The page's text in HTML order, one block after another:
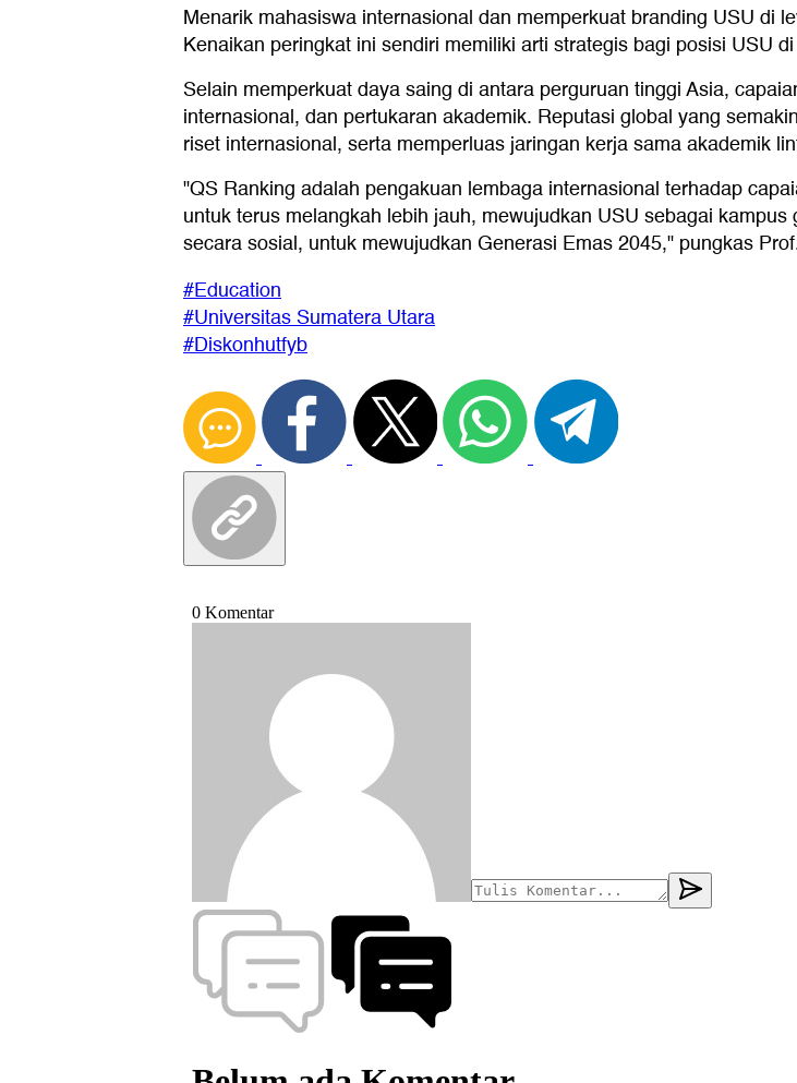
Menarik mahasiswa internasional dan memperkuat branding USU di
Kenaikan peringkat ini sendiri memiliki arti strategis bagi posisi USU
Selain memperkuat daya saing di antara perguruan tinggi Asia,
internasional, dan pertukaran akademik. Reputasi global yang
riset internasional, serta memperluas jaringan kerja sama akademik
"QS Ranking adalah pengakuan lembaga internasional terhadap
untuk terus melangkah lebih jauh, mewujudkan USU sebagai
secara sosial, untuk mewujudkan Generasi Emas 2045," pungkas
#Education
#Universitas Sumatera Utara
#Diskonhutfyb